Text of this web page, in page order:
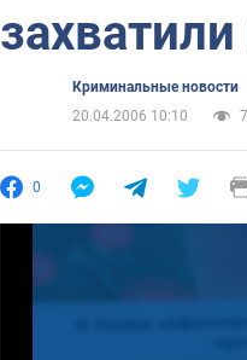
Криминальные новости
20.04.2006 10:10
0